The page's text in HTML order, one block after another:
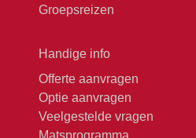
Groepsreizen
Handige info
Offerte aanvragen
Optie aanvragen
Veelgestelde vragen
Matsprogramma